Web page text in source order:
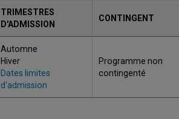
TRIMESTRES
D'ADMISSION
CONTINGENT
Automne
Hiver
Dates limites
d'admission
Programme non
contingenté